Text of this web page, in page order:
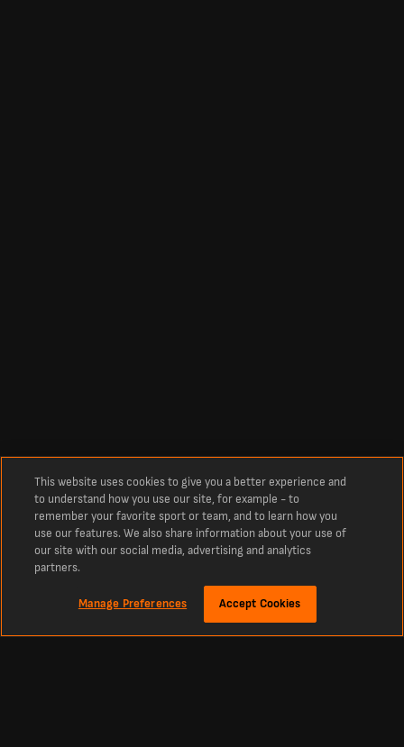
This website uses cookies to give you a better experience and
to understand how you use our site, for example - to
remember your favorite sport or team, and to learn how you
use our features. We also share information about your use of
our site with our social media, advertising and analytics
partners.
Manage Preferences Accept Cookies